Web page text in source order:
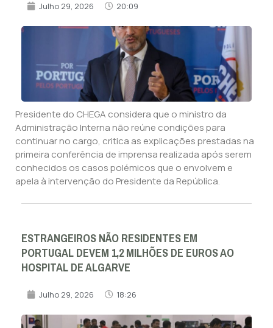
Julho 29, 2026 20:09
Presidente do CHEGA considera que o ministro da
Administração Interna não reúne condições para
continuar no cargo, critica as explicações prestadas na
primeira conferência de imprensa realizada após serem
conhecidos os casos polémicos que o envolvem e
apela à intervenção do Presidente da República.
ESTRANGEIROS NÃO RESIDENTES EM
PORTUGAL DEVEM 1,2 MILHÕES DE EUROS AO
HOSPITAL DE ALGARVE
Julho 29, 2026 18:26